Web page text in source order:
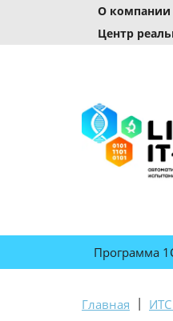
О компании
Центр
Программа
Главная |